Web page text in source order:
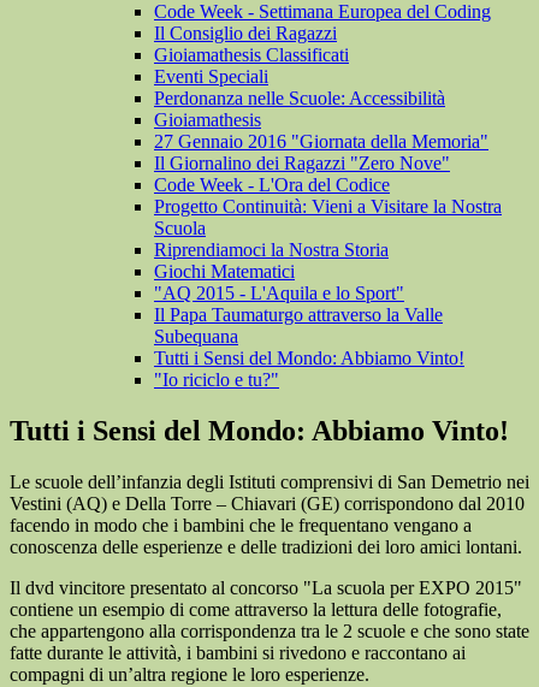
Code Week - Settimana Europea del Coding
Il Consiglio dei Ragazzi
Gioiamathesis Classificati
Eventi Speciali
Perdonanza nelle Scuole: Accessibilità
Gioiamathesis
27 Gennaio 2016 "Giornata della Memoria"
Il Giornalino dei Ragazzi "Zero Nove"
Code Week - L'Ora del Codice
Progetto Continuità: Vieni a Visitare la Nostra
Scuola
Riprendiamoci la Nostra Storia
Giochi Matematici
"AQ 2015 - L'Aquila e lo Sport"
Il Papa Taumaturgo attraverso la Valle
Subequana
Tutti i Sensi del Mondo: Abbiamo Vinto!
"Io riciclo e tu?"
Tutti i Sensi del Mondo: Abbiamo Vinto!
Le scuole dell’infanzia degli Istituti comprensivi di San Demetrio nei
Vestini (AQ) e Della Torre – Chiavari (GE) corrispondono dal 2010
facendo in modo che i bambini che le frequentano vengano a
conoscenza delle esperienze e delle tradizioni dei loro amici lontani.
Il dvd vincitore presentato al concorso "La scuola per EXPO 2015"
contiene un esempio di come attraverso la lettura delle fotografie,
che appartengono alla corrispondenza tra le 2 scuole e che sono state
fatte durante le attività, i bambini si rivedono e raccontano ai
compagni di un’altra regione le loro esperienze.